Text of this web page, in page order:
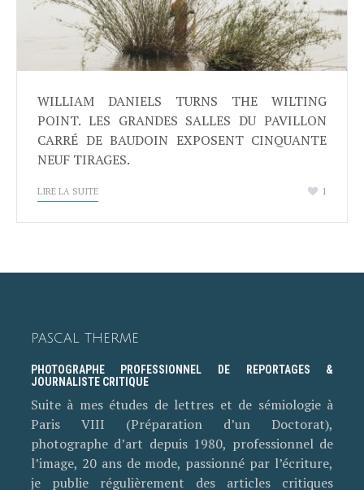
WILLIAM DANIELS TURNS THE WILTING
POINT. LES GRANDES SALLES DU PAVILLON
CARRÉ DE BAUDOIN EXPOSENT CINQUANTE
NEUF TIRAGES.
LIRE LA SUITE 1
PASCAL THERME
PHOTOGRAPHE PROFESSIONNEL DE REPORTAGES &
JOURNALISTE CRITIQUE
Suite à mes études de lettres et de sémiologie à
Paris VIII (Préparation d’un Doctorat),
photographe d’art depuis 1980, professionnel de
l’image, 20 ans de mode, passionné par l’écriture,
je publie régulièrement des articles critiques